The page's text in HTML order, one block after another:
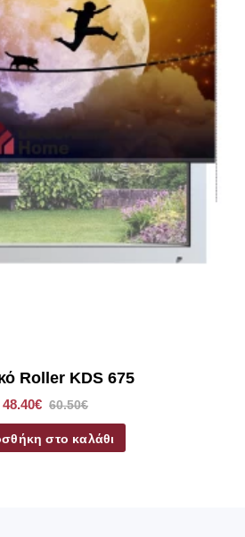
των ρόλερ, ο πλάτος του
3,5cm μικρότερο από το ολικό
(από στήριγμα σε στήριγμα)
του υφάσματος θα είναι 96,5cm
το ύφασμα, ο
καθώς βίδες και ούπα.
Roller KDS 675
48.40€ 60.50€
στο καλάθι